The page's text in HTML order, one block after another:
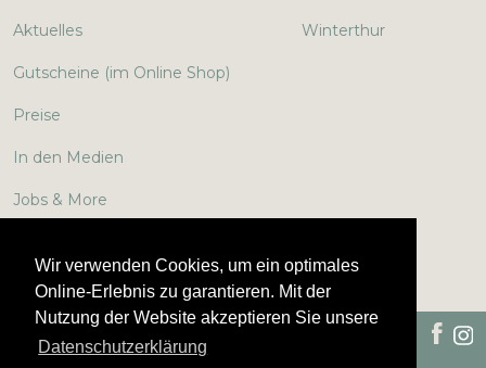
Wir verwenden Cookies, um ein optimales
Online-Erlebnis zu garantieren. Mit der
Nutzung der Website akzeptieren Sie unsere
Datenschutzerklärung
Aktuelles
Gutscheine (im Online Shop)
Preise
In den Medien
Jobs & More
Winterthur
Smoothline
Datenschutzerklärung